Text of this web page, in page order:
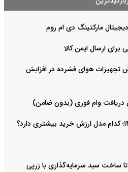
مارکتینگ دی ام روم
ارسال ایمن کالا
تجهیزات هوای فشرده در افزایش
ساخت سبد سرمایه‌گذاری با زرپی